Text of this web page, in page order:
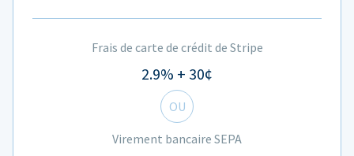
Frais de carte de crédit de Stripe
2.9% + 30¢
OU
Virement bancaire SEPA